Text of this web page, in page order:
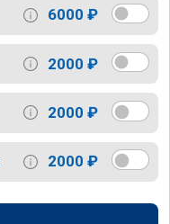
6000 ₽
2000 ₽
2000 ₽
2000 ₽